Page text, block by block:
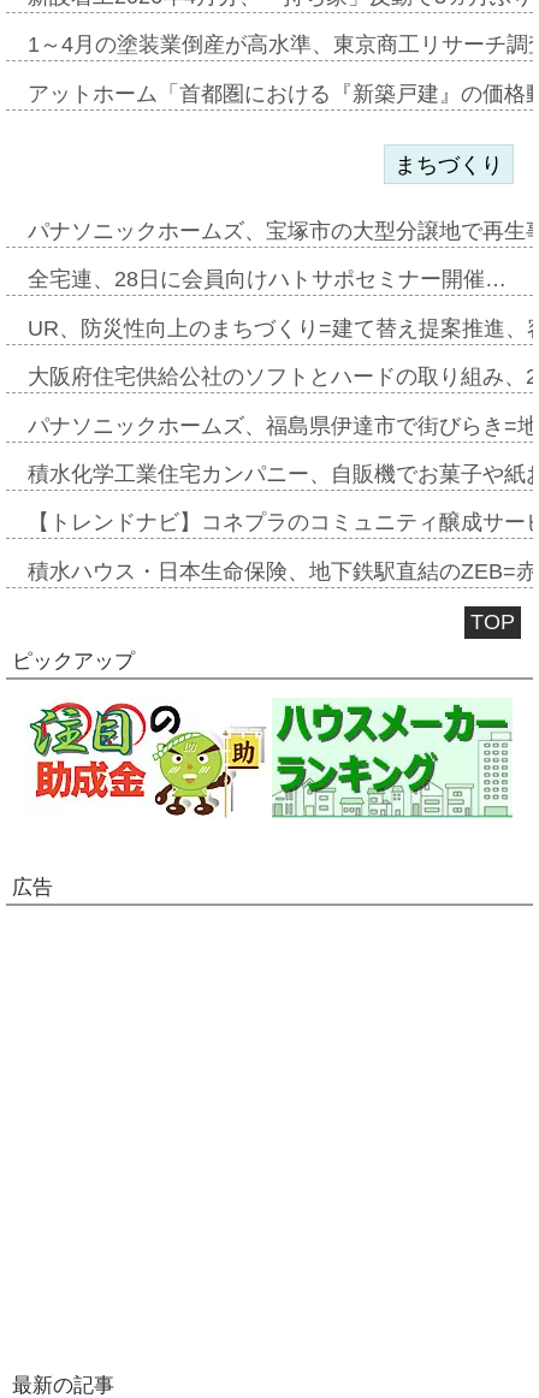
1～4月の塗装業倒産が高水準、東京商工リサーチ
アットホーム「首都圏における『新築戸建』の価
まちづくり
パナソニックホームズ、宝塚市の大型分譲地で再
全宅連、28日に会員向けハトサポセミナー開催…
UR、防災性向上のまちづくり=建て替え提案推進
大阪府住宅供給公社のソフトとハードの取り組み
パナソニックホームズ、福島県伊達市で街びらき=
積水化学工業住宅カンパニー、自販機でお菓子や
【トレンドナビ】コネプラのコミュニティ醸成サ
積水ハウス・日本生命保険、地下鉄駅直結のZEB=
TOP
ピックアップ
広告
最新の記事